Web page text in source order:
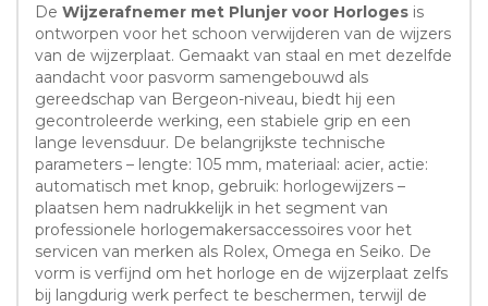
De Wijzerafnemer met Plunjer voor Horloges is
ontworpen voor het schoon verwijderen van de wijzers
van de wijzerplaat. Gemaakt van staal en met dezelfde
aandacht voor pasvorm samengebouwd als
gereedschap van Bergeon-niveau, biedt hij een
gecontroleerde werking, een stabiele grip en een
lange levensduur. De belangrijkste technische
parameters – lengte: 105 mm, materiaal: acier, actie:
automatisch met knop, gebruik: horlogewijzers –
plaatsen hem nadrukkelijk in het segment van
professionele horlogemakersaccessoires voor het
servicen van merken als Rolex, Omega en Seiko. De
vorm is verfijnd om het horloge en de wijzerplaat zelfs
bij langdurig werk perfect te beschermen, terwijl de